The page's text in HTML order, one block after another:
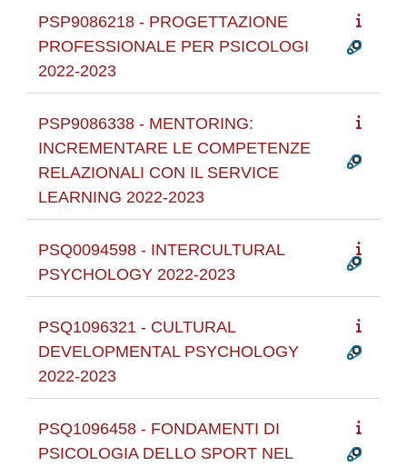
PSP9086218 - PROGETTAZIONE
PROFESSIONALE PER PSICOLOGI
2022-2023
PSP9086338 - MENTORING:
INCREMENTARE LE COMPETENZE
RELAZIONALI CON IL SERVICE
LEARNING 2022-2023
PSQ0094598 - INTERCULTURAL
PSYCHOLOGY 2022-2023
PSQ1096321 - CULTURAL
DEVELOPMENTAL PSYCHOLOGY
2022-2023
PSQ1096458 - FONDAMENTI DI
PSICOLOGIA DELLO SPORT NEL